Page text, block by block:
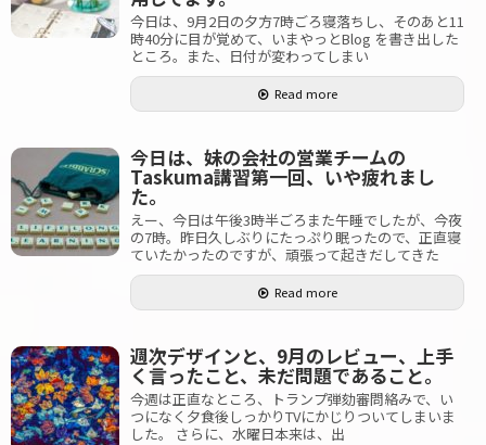
今日は、9月2日の夕方7時ごろ寝落ちし、そのあと11
時40分に目が覚めて、いまやっとBlog を書き出した
ところ。また、日付が変わってしまい
Read more
今日は、妹の会社の営業チームの
Taskuma講習第一回、いや疲れまし
た。
えー、今日は午後3時半ごろまた午睡でしたが、今夜
の7時。昨日久しぶりにたっぷり眠ったので、正直寝
ていたかったのですが、頑張って起きだしてきた
Read more
週次デザインと、9月のレビュー、上手
く言ったこと、未だ問題であること。
今週は正直なところ、トランプ弾劾審問絡みで、い
つになく夕食後しっかりTVにかじりついてしまいま
した。 さらに、水曜日本来は、出